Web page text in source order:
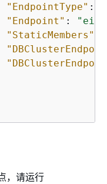
"EndpointType" :
"Endpoint" :
"StaticMembers"
，请运行